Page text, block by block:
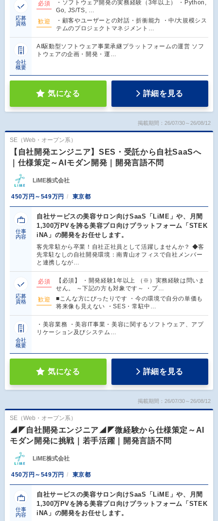
応募
資格
必須
・ソフトウェア開発の実務経験（3年以上） ・Python,
Go, JS/TS, …
歓迎
・顧客やユーザーとの対話・折衝能力 ・中/大規模シス
テムのプロジェクトマネジメント…
会社
概要
AI駆動型ソフトウェア事業承継プラットフォームの運営 ソフ
トウェアの企画・開発・運…
気になる 詳細を見る
掲載期間：26/07/30～26/08/12
SE（Web・オープン系）
【自社開発エンジニア】SES・受託から自社SaaSへ
｜仕様策定～AIモダン開発｜開発言語不問
LiME株式会社
450万円～549万円 東京都
仕事
内容
自社サービスの美容サロン向けSaaS「LiME」や、月間
1,300万PVを誇る美容プロ向けプラットフォーム「STEK
iNA」の開発をお任せします。
客先常駐から卒業！自社正社員として活躍しませんか？ ◆客
先常駐なしの自社開発環境：南青山オフィスで自社メンバー
と連携しなが…
応募
資格
必須
【必須】 ・開発経験1年以上 （※）実務経験は問いま
せん。 ～下記の方も対象です～ ・プ…
歓迎
■こんな方にぴったりです ・今の環境で自分の単価も
将来像も見えない ・SES・常駐中…
会社
概要
・美容業務 ・美容IT事業・美容に関するソフトウェア、アプ
リケーション及びシステム…
気になる 詳細を見る
掲載期間：26/07/30～26/08/12
SE（Web・オープン系）
◢◤自社開発エンジニア◢◤微経験から仕様策定～AI
モダン開発に挑戦｜若手活躍｜開発言語不問
LiME株式会社
450万円～549万円 東京都
仕事
内容
自社サービスの美容サロン向けSaaS「LiME」や、月間
1,300万PVを誇る美容プロ向けプラットフォーム「STEK
iNA」の開発をお任せします。